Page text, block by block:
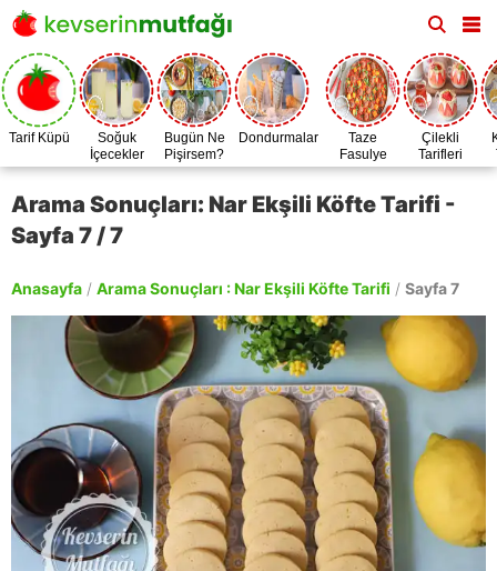
Tarif Küpü
Soğuk
İçecekler
Bugün Ne
Pişirsem?
Dondurmalar
Taze
Fasulye
Zamanı
Çilekli
Tarifleri
Arama Sonuçları: Nar Ekşili Köfte Tarifi -
Sayfa 7 / 7
Anasayfa / Arama Sonuçları : Nar Ekşili Köfte Tarifi / Sayfa 7